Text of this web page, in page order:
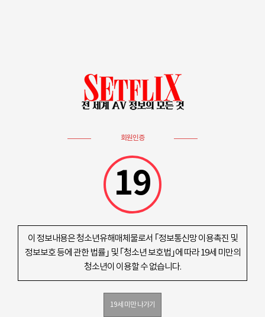
회원인증
19
이 정보내용은 청소년유해매체물로서 ｢정보통신망 이용촉진 및
정보보호 등에 관한 법률｣ 및 ｢청소년 보호법｣에 따라 19세 미만의
청소년이 이용할 수 없습니다.
19세 미만 나가기